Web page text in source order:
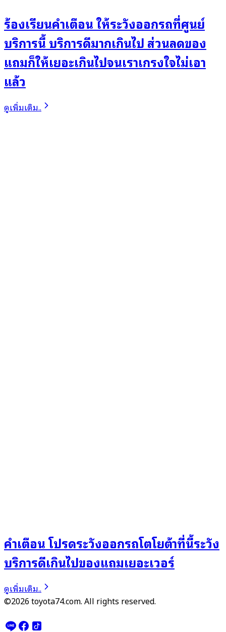
ร้องเรียนคำเตือน ให้ระวังออกรถที่ศูนย์
บริการนี้ บริการดีมากเกินไป ส่วนลดของ
แถมก็ให้เยอะเกินไปจนเราเกรงใจไม่เอา
แล้ว
ดูเพิ่มเติม..
คำเตือน โปรดระวังออกรถโตโยต้าที่นี้ระวัง
บริการดีเกินไปของแถมเยอะเวอร์
ดูเพิ่มเติม..
©2026 toyota74.com. All rights reserved.